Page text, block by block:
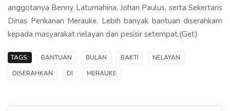
anggotanya Benny Latumahina, Johan Paulus, serta Sekertaris
Dinas Perikanan Merauke. Lebih banyak bantuan diserahkam
kepada masyarakat nelayan dan pesisir setempat.(Get)
TAGS: BANTUAN BULAN BAKTI
NELAYAN
DISERAHKAN
DI MERAUKE